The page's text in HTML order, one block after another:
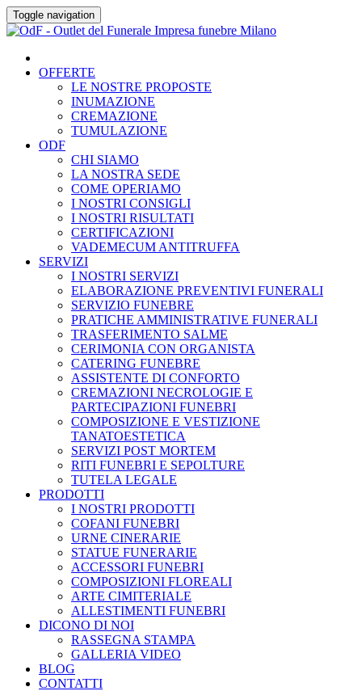
Skip
to
Toggle navigation
OFFERTE
LE NOSTRE PROPOSTE
INUMAZIONE
CREMAZIONE
TUMULAZIONE
ODF
CHI SIAMO
LA NOSTRA SEDE
COME OPERIAMO
I NOSTRI CONSIGLI
I NOSTRI RISULTATI
CERTIFICAZIONI
VADEMECUM ANTITRUFFA
SERVIZI
I NOSTRI SERVIZI
ELABORAZIONE PREVENTIVI FUNERALI
SERVIZIO FUNEBRE
PRATICHE AMMINISTRATIVE FUNERALI
TRASFERIMENTO SALME
CERIMONIA CON ORGANISTA
CATERING FUNEBRE
ASSISTENTE DI CONFORTO
CREMAZIONI NECROLOGIE E
PARTECIPAZIONI FUNEBRI
COMPOSIZIONE E VESTIZIONE
TANATOESTETICA
SERVIZI POST MORTEM
RITI FUNEBRI E SEPOLTURE
TUTELA LEGALE
PRODOTTI
I NOSTRI PRODOTTI
COFANI FUNEBRI
URNE CINERARIE
STATUE FUNERARIE
ACCESSORI FUNEBRI
COMPOSIZIONI FLOREALI
ARTE CIMITERIALE
ALLESTIMENTI FUNEBRI
DICONO DI NOI
RASSEGNA STAMPA
GALLERIA VIDEO
BLOG
CONTATTI